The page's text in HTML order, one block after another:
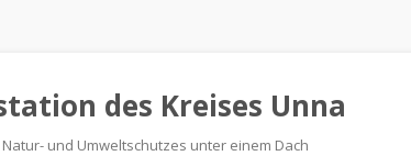
des Kreises Unna
und Umweltschutzes unter einem Dach